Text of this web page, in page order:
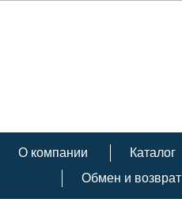
О компании Каталог
Обмен и возврат